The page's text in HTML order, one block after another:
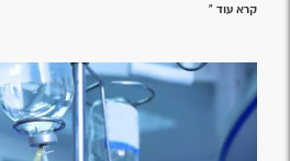
קרא עוד »